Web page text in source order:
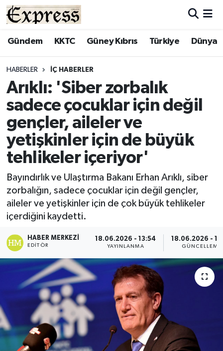
Gündem KKTC Güney Kıbrıs Türkiye Dünya
HABERLER İÇ HABERLER
Arıklı: 'Siber zorbalık
sadece çocuklar için değil
gençler, aileler ve
yetişkinler için de büyük
tehlikeler içeriyor'
Bayındırlık ve Ulaştırma Bakanı Erhan Arıklı, siber
zorbalığın, sadece çocuklar için değil gençler,
aileler ve yetişkinler için de çok büyük tehlikeler
içerdiğini kaydetti.
HABER MERKEZI
EDITÖR
18.06.2026 - 13:54
YAYINLANMA
18.06.2026 -
GÜNCELLEME
ALAYKÖY
BİLİM
ÇATALKÖY
DÜNYA
EĞİTİM
EKONOMİ
ENGLISH
ESENTEPE
GAZİMAĞUSA
GİRNE
GÜNDEM
GÜNEY KIBRIS
Hava Durumu
Süper Lig Puan Durumu ve Fikstür
Tüm Manşetler
Son Dakika Haberleri
Haber Arşivi